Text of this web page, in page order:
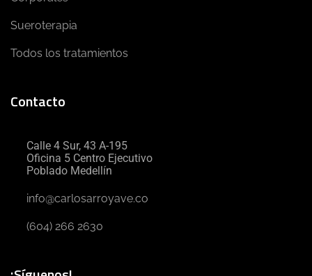
Sueroterapia
Todos los tratamientos
Contacto
Calle 4 Sur, 43 A-195
Oficina 5 Centro Ejecutivo
Poblado Medellín
info@carlosarroyave.co
(604) 266 2630